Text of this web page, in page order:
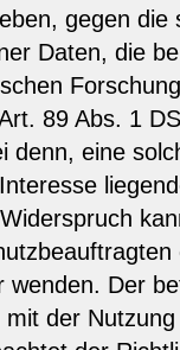
gegen die
Daten, die
89 Abs. 1
denn, eine
wenden. Der
der